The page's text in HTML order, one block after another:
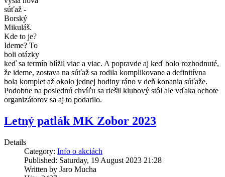
súťaž -
Borský
Mikuláš.
Kde to je?
Ideme? To
boli otázky
keď sa termín blížil viac a viac. A popravde aj keď bolo rozhodnuté,
že ideme, zostava na súťaž sa rodila komplikovane a definitívna
bola komplet až okolo jednej hodiny ráno v deň konania súťaže.
Podobne na poslednú chvíľu sa riešil klubový stôl ale vďaka ochote
organizátorov sa aj to podarilo.
Letný patlák MK Zobor 2023
Details
Category: Info o akciách
Published: Saturday, 19 August 2023 21:28
Written by Jaro Mucha